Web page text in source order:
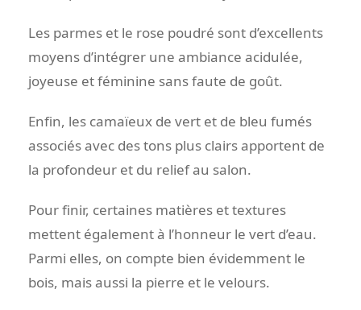
Les parmes et le rose poudré sont d’excellents
moyens d’intégrer une ambiance acidulée,
joyeuse et féminine sans faute de goût.
Enfin, les camaïeux de vert et de bleu fumés
associés avec des tons plus clairs apportent de
la profondeur et du relief au salon.
Pour finir, certaines matières et textures
mettent également à l’honneur le vert d’eau.
Parmi elles, on compte bien évidemment le
bois, mais aussi la pierre et le velours.